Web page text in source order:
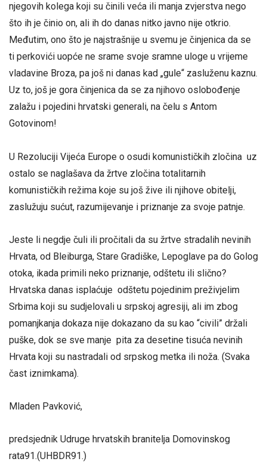
njegovih kolega koji su činili veća ili manja zvjerstva nego
što ih je činio on, ali ih do danas nitko javno nije otkrio.
Međutim, ono što je najstrašnije u svemu je činjenica da se
ti perkovići uopće ne srame svoje sramne uloge u vrijeme
vladavine Broza, pa još ni danas kad „gule“ zasluženu kaznu.
Uz to, još je gora činjenica da se za njihovo oslobođenje
zalažu i pojedini hrvatski generali, na čelu s Antom
Gotovinom!
U Rezoluciji Vijeća Europe o osudi komunističkih zločina uz
ostalo se naglašava da žrtve zločina totalitarnih
komunističkih režima koje su još žive ili njihove obitelji,
zaslužuju sućut, razumijevanje i priznanje za svoje patnje.
Jeste li negdje čuli ili pročitali da su žrtve stradalih nevinih
Hrvata, od Bleiburga, Stare Gradiške, Lepoglave pa do Golog
otoka, ikada primili neko priznanje, odštetu ili slično?
Hrvatska danas isplaćuje odštetu pojedinim preživjelim
Srbima koji su sudjelovali u srpskoj agresiji, ali im zbog
pomanjkanja dokaza nije dokazano da su kao “civili” držali
puške, dok se sve manje pita za desetine tisuća nevinih
Hrvata koji su nastradali od srpskog metka ili noža. (Svaka
čast iznimkama).
Mladen Pavković,
predsjednik Udruge hrvatskih branitelja Domovinskog
rata91.(UHBDR91.)